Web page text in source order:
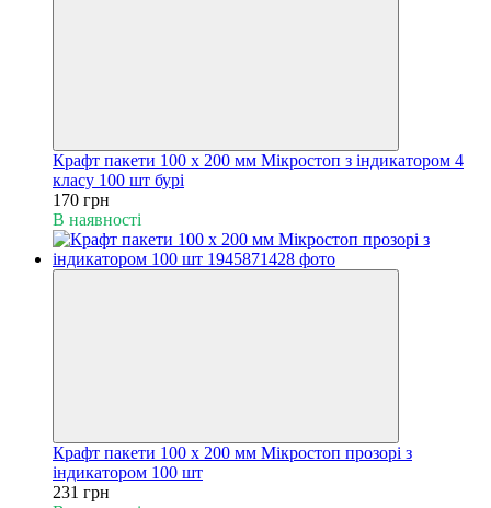
Крафт пакети 100 х 200 мм Мікростоп з індикатором 4
класу 100 шт бурі
170 грн
В наявності
Крафт пакети 100 х 200 мм Мікростоп прозорі з
індикатором 100 шт
231 грн